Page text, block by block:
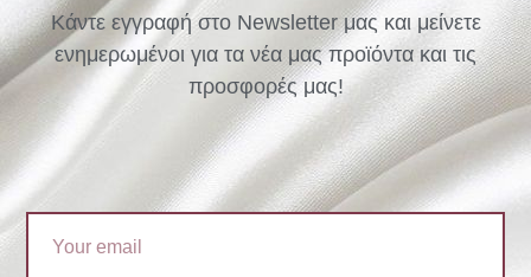
Κάντε εγγραφή στο Newsletter μας και μείνετε
ενημερωμένοι για τα νέα μας προϊόντα και τις
προσφορές μας!